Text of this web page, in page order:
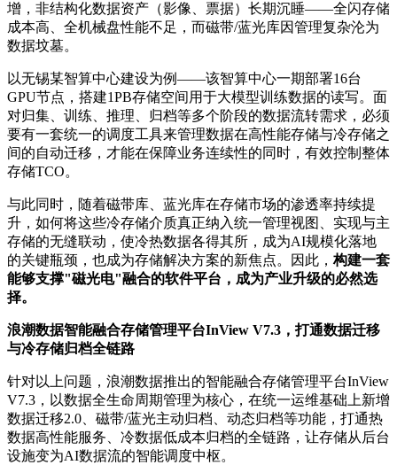
增，非结构化数据资产（影像、票据）长期沉睡——全闪存储
成本高、全机械盘性能不足，而磁带/蓝光库因管理复杂沦为
数据坟墓。
以无锡某智算中心建设为例——该智算中心一期部署16台
GPU节点，搭建1PB存储空间用于大模型训练数据的读写。面
对归集、训练、推理、归档等多个阶段的数据流转需求，必须
要有一套统一的调度工具来管理数据在高性能存储与冷存储之
间的自动迁移，才能在保障业务连续性的同时，有效控制整体
存储TCO。
与此同时，随着磁带库、蓝光库在存储市场的渗透率持续提
升，如何将这些冷存储介质真正纳入统一管理视图、实现与主
存储的无缝联动，使冷热数据各得其所，成为AI规模化落地
的关键瓶颈，也成为存储解决方案的新焦点。因此，构建一套
能够支撑"磁光电"融合的软件平台，成为产业升级的必然选
择。
浪潮数据智能融合存储管理平台InView V7.3，打通数据迁移
与冷存储归档全链路
针对以上问题，浪潮数据推出的智能融合存储管理平台InView
V7.3，以数据全生命周期管理为核心，在统一运维基础上新增
数据迁移2.0、磁带/蓝光主动归档、动态归档等功能，打通热
数据高性能服务、冷数据低成本归档的全链路，让存储从后台
设施变为AI数据流的智能调度中枢。